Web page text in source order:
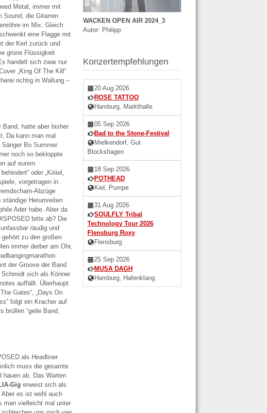
Metal, immer mit
Sound, die Gitarren
im Mix. Gleich
eine Flagge mit
der Kerl zurück und
grüne Flüssigkeit
handelt sich zwar nur
„King Of The Kill“
richtig in Wallung –
Band, hatte aber bisher
Da kann man mal
Bo Summer
noch so bekloppte
auf eurem
oder „Kiiiiel,
vorgetragen in
Abzüge
Herumreiten
Ader habe. Aber da
bitte ab? Die
räudig und
zu den großen
immer derber am Ohr,
der Groove der Band
sich als Könner
auffällt. Überhaupt
Gates“, „Days On
folgt ein Kracher auf
brüllen “geile Band,
als Headliner
muss die gesamte
hauen ab. Das Warten
Gig erweist sich als
es ist wohl auch
man vielleicht mal unter
WACKEN OPEN AIR 2024_3
Autor: Philipp
Konzertempfehlungen
20 Aug 2026
ROSE TATTOO
Hamburg, Markthalle
05 Sep 2026
Bad to the Stone-Festival
Mielkendorf, Gut
Blockshagen
18 Sep 2026
POTHEAD
Kiel, Pumpe
31 Aug 2026
SOULFLY Tribal
Technology Tour 2026
Flensburg Roxy
Flensburg
25 Sep 2026
MUSA DAGH
Hamburg, Hafenklang